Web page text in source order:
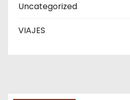
Uncategorized
VIAJES